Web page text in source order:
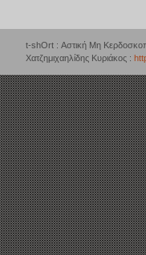
t-shOrt : Αστική Μη
Χατζημιχαηλίδης Κυριάκος :